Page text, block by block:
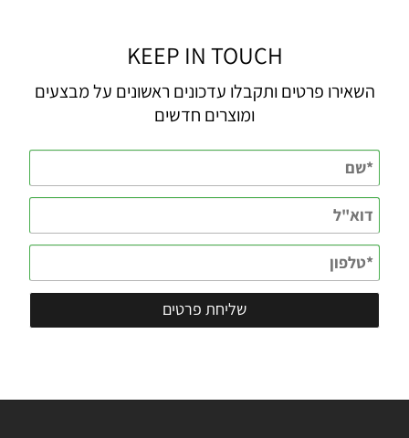
KEEP IN TOUCH
השאירו פרטים ותקבלו עדכונים ראשונים על מבצעים
ומוצרים חדשים